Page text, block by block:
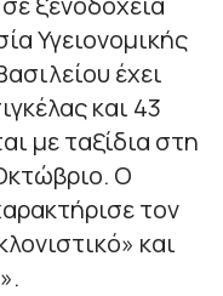
Υγειονομικής
έχει
και 43
με ταξίδια στη
Ο
τον
και